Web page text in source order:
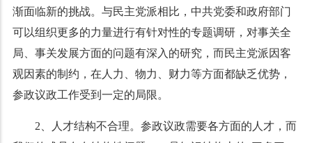
渐面临新的挑战。与民主党派相比，中共党委和政府部门
可以组织更多的力量进行有针对性的专题调研，对事关全
局、事关发展方面的问题有深入的研究，而民主党派因客
观因素的制约，在人力、物力、财力等方面都缺乏优势，
参政议政工作受到一定的局限。
2 、人才结构不合理。参政议政需要各方面的人才，而